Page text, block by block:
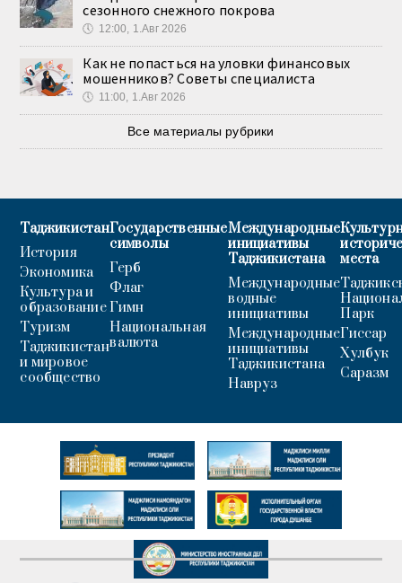
сезонного снежного покрова
🕔 12:00, 1.Авг 2026
Как не попасться на уловки финансовых
мошенников? Советы специалиста
🕔 11:00, 1.Авг 2026
Все материалы рубрики
Таджикистан
История
Экономика
Культура и
образование
Туризм
Таджикистан
и мировое
сообщество
Государственные
символы
Герб
Флаг
Гимн
Национальная
валюта
Международные
инициативы
Таджикистана
Международные
водные
инициативы
Международные
инициативы
Таджикистана
Навруз
места
Парк
Гиссар
Хулбук
Саразм